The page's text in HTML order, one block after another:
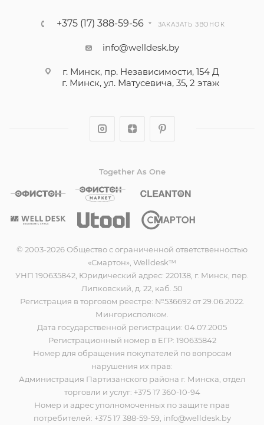
+375 (17) 388-59-56 ЗАКАЗАТЬ ЗВОНОК
info@welldesk.by
г. Минск, пр. Независимости, 154 Д
г. Минск, ул. Матусевича, 35, 2 этаж
Together As One
© 2003-2026 Общество с ограниченной ответственностью
«Смартон», Welldesk™
УНП 190635842, Юридический адрес: 220138, г. Минск, пер.
Липковский, д. 22, каб. 50
Регистрация в торговом реестре: №536692 от 29.06.2022.
Мингорисполком.
Дата государственной регистрации: 04.07.2005
Регистрационный номер в ЕГР: 190635842
Номер для обращения покупателей по вопросам
нарушения их прав:
Администрация Партизанского района г. Минска, отдел
торговли и услуг: +375 17 360-10-94
Номер и адрес уполномоченных по защите прав
потребителей: +375 17 388-59-59, info@welldesk.by